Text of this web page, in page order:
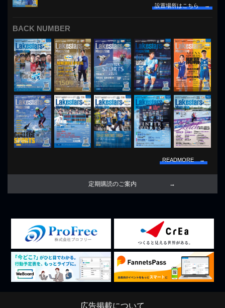
設置場所はこちら →
BACK NUMBER
READMORE →
定期購読のご案内
広告掲載について